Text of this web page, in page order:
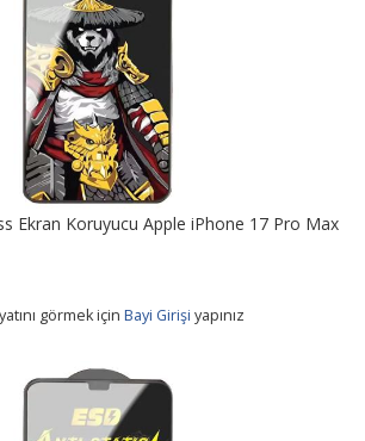
Ekran Koruyucu Apple iPhone 17 Pro Max
görmek için Bayi Girişi yapınız